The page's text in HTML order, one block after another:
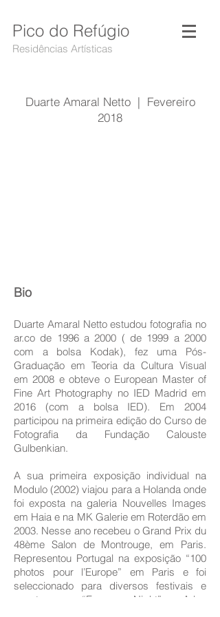
Pico do Refúgio
Residências Artísticas
Duarte Amaral Netto | Fevereiro
2018
Bio
Duarte Amaral Netto estudou fotografia no
ar.co de 1996 a 2000 ( de 1999 a 2000
com a bolsa Kodak), fez uma Pós-
Graduação em Teoria da Cultura Visual
em 2008 e obteve o European Master of
Fine Art Photography no IED Madrid em
2016 (com a bolsa IED). Em 2004
participou na primeira edição do Curso de
Fotografia da Fundação Calouste
Gulbenkian.
A sua primeira exposição individual na
Modulo (2002) viajou para a Holanda onde
foi exposta na galeria Nouvelles Images
em Haia e na MK Galerie em Roterdão em
2003. Nesse ano recebeu o Grand Prix du
48ème Salon de Montrouge, em Paris.
Representou Portugal na exposição “100
photos pour l’Europe” em Paris e foi
seleccionado para diversos festivais e
eventos como “European Night” em Arles